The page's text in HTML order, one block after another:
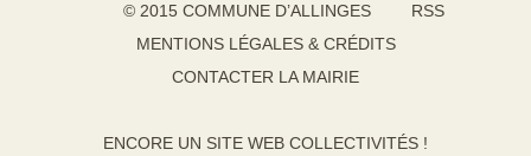
© 2015 COMMUNE D’ALLINGES
RSS
MENTIONS LÉGALES & CRÉDITS
CONTACTER LA MAIRIE
ENCORE UN SITE WEB COLLECTIVITÉS !